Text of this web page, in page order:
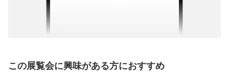
この展覧会に興味がある方におすすめ